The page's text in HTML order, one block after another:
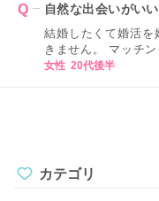
ことがあれば知りた
自然な出会いがい
結婚したくて婚活を
きません。 マッチ
好きにならないと
な友達もいなくて
女性 20代後半
カテゴリ